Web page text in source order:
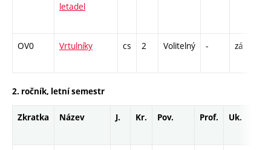
letadel
OV0 Vrtulníky cs 2 Volitelný - zá
2. ročník, letní semestr
Zkratka Název J. Kr. Pov. Prof. Uk.